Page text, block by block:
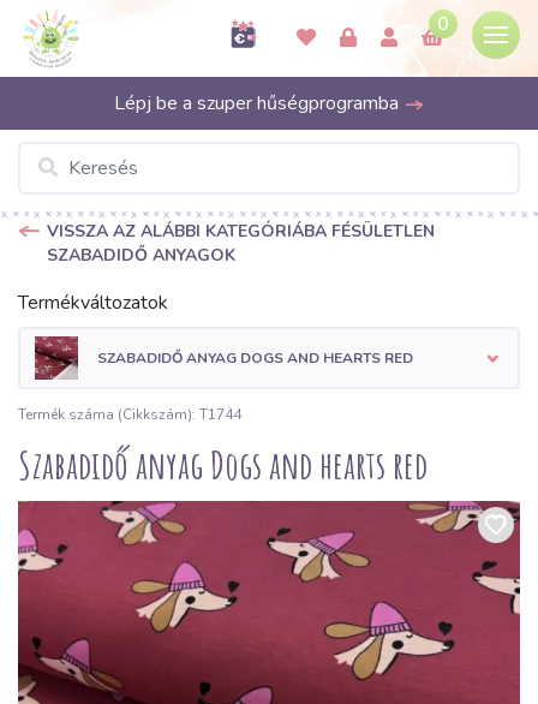
0
Lépj be a szuper hűségprogramba
VISSZA AZ ALÁBBI KATEGÓRIÁBA FÉSÜLETLEN
SZABADIDŐ ANYAGOK
Termékváltozatok
SZABADIDŐ ANYAG DOGS AND HEARTS RED
Termék száma (Cikkszám): T1744
Szabadidő anyag Dogs and hearts red